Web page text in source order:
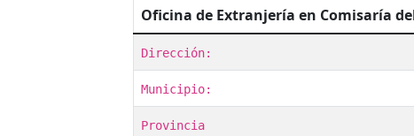
Oficina de Extranjería en Comisaría
Dirección:
Municipio:
Provincia